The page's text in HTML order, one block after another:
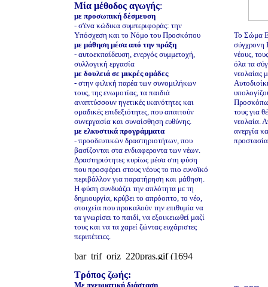
Μία μέθοδος αγωγής:
με προσωπική δέσμευση
- σ'ένα κώδικα συμπεριφοράς: την
Υπόσχεση και το Νόμο του Προσκόπου
με μάθηση μέσα από την πράξη
- αυτοεκπαίδευση, ενεργός συμμετοχή,
συλλογική εργασία
με δουλειά σε μικρές ομάδες
- στην φιλική παρέα των συνομιλήκων
τους, της ενωμοτίας, τα παιδιά
αναπτύσσουν ηγετικές ικανότητες και
ομαδικές επιδεξιότητες, που απαιτούν
συνεργασία και συναίσθηση ευθύνης.
με ελκυστικά προγράμματα
- προοδευτικών δραστηριοτήτων, που
βασίζονται στα ενδιαφεροντα των νέων.
Δραστηριότητες κυρίως μέσα στη φύση
που προσφέρει στους νέους το πιο ευνοϊκό
περιβάλλον για παρατήρηση και μάθηση.
Η φύση συνδυάζει την απλότητα με τη
δημιουργία, κρύβει το απρόοπτο, το νέο,
στοιχεία που προκαλούν την επιθυμία να
τα γνωρίσει το παιδί, να εξοικειωθεί μαζί
τους και να τα χαρεί ζώντας ευχάριστες
περιπέτειες.
Τρόπος ζωής:
Με πνευματική διάσταση
Το Σώμα
σύγχρονη
νέους,
όλα τα
νεολαίας
τους για
νεολαία.
ανεργία